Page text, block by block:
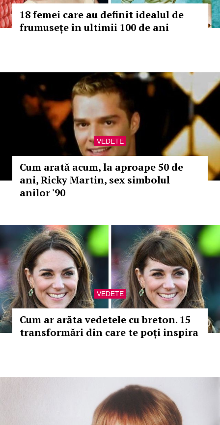
18 femei care au definit idealul de
frumusețe în ultimii 100 de ani
VEDETE
Cum arată acum, la aproape 50 de
ani, Ricky Martin, sex simbolul
anilor '90
VEDETE
Cum ar arăta vedetele cu breton. 15
transformări din care te poți inspira